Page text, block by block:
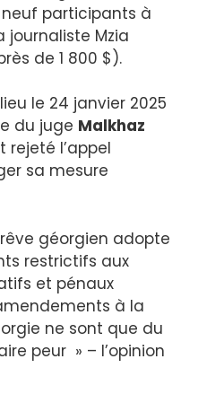
participants à
journaliste Mzia
de 1 800 $).
le 24 janvier 2025
du juge Malkhaz
rejeté l’appel
sa mesure
géorgien adopte
restrictifs aux
et pénaux
à la
ne sont que du
peur » – l’opinion